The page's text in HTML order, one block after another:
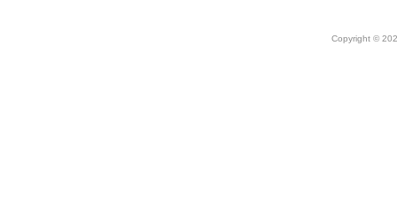
Copyright ©